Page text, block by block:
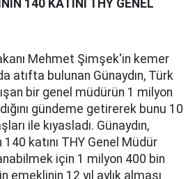
140 KATINI THY GENEL
Mehmet Şimşek'in kemer
atıfta bulunan Günaydın, Türk
bir genel müdürün 1 milyon
gündeme getirerek bunu 10
ile kıyasladı. Günaydın,
140 katını THY Genel Müdür
için 1 milyon 400 bin
emeklinin 12 yıl aylık alması